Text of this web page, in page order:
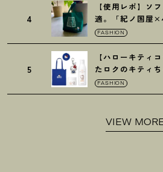
4
【使用レポ】ソ
適。「紀ノ国屋×
がガシガシ使えて
FASHION
5
【ハローキティ
たロクのキティ
ゼの限定パケも
FASHION
VIEW